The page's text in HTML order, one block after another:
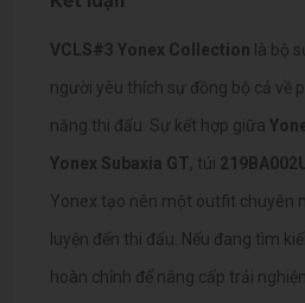
VCLS#3 Yonex Collection là bộ
người yêu thích sự đồng bộ cả về
năng thi đấu. Sự kết hợp giữa
Yonex Subaxia GT, túi 219BA002U
Yonex tạo nên một outfit chuyên
luyện đến thi đấu. Nếu đang tìm
hoàn chỉnh để nâng cấp trải